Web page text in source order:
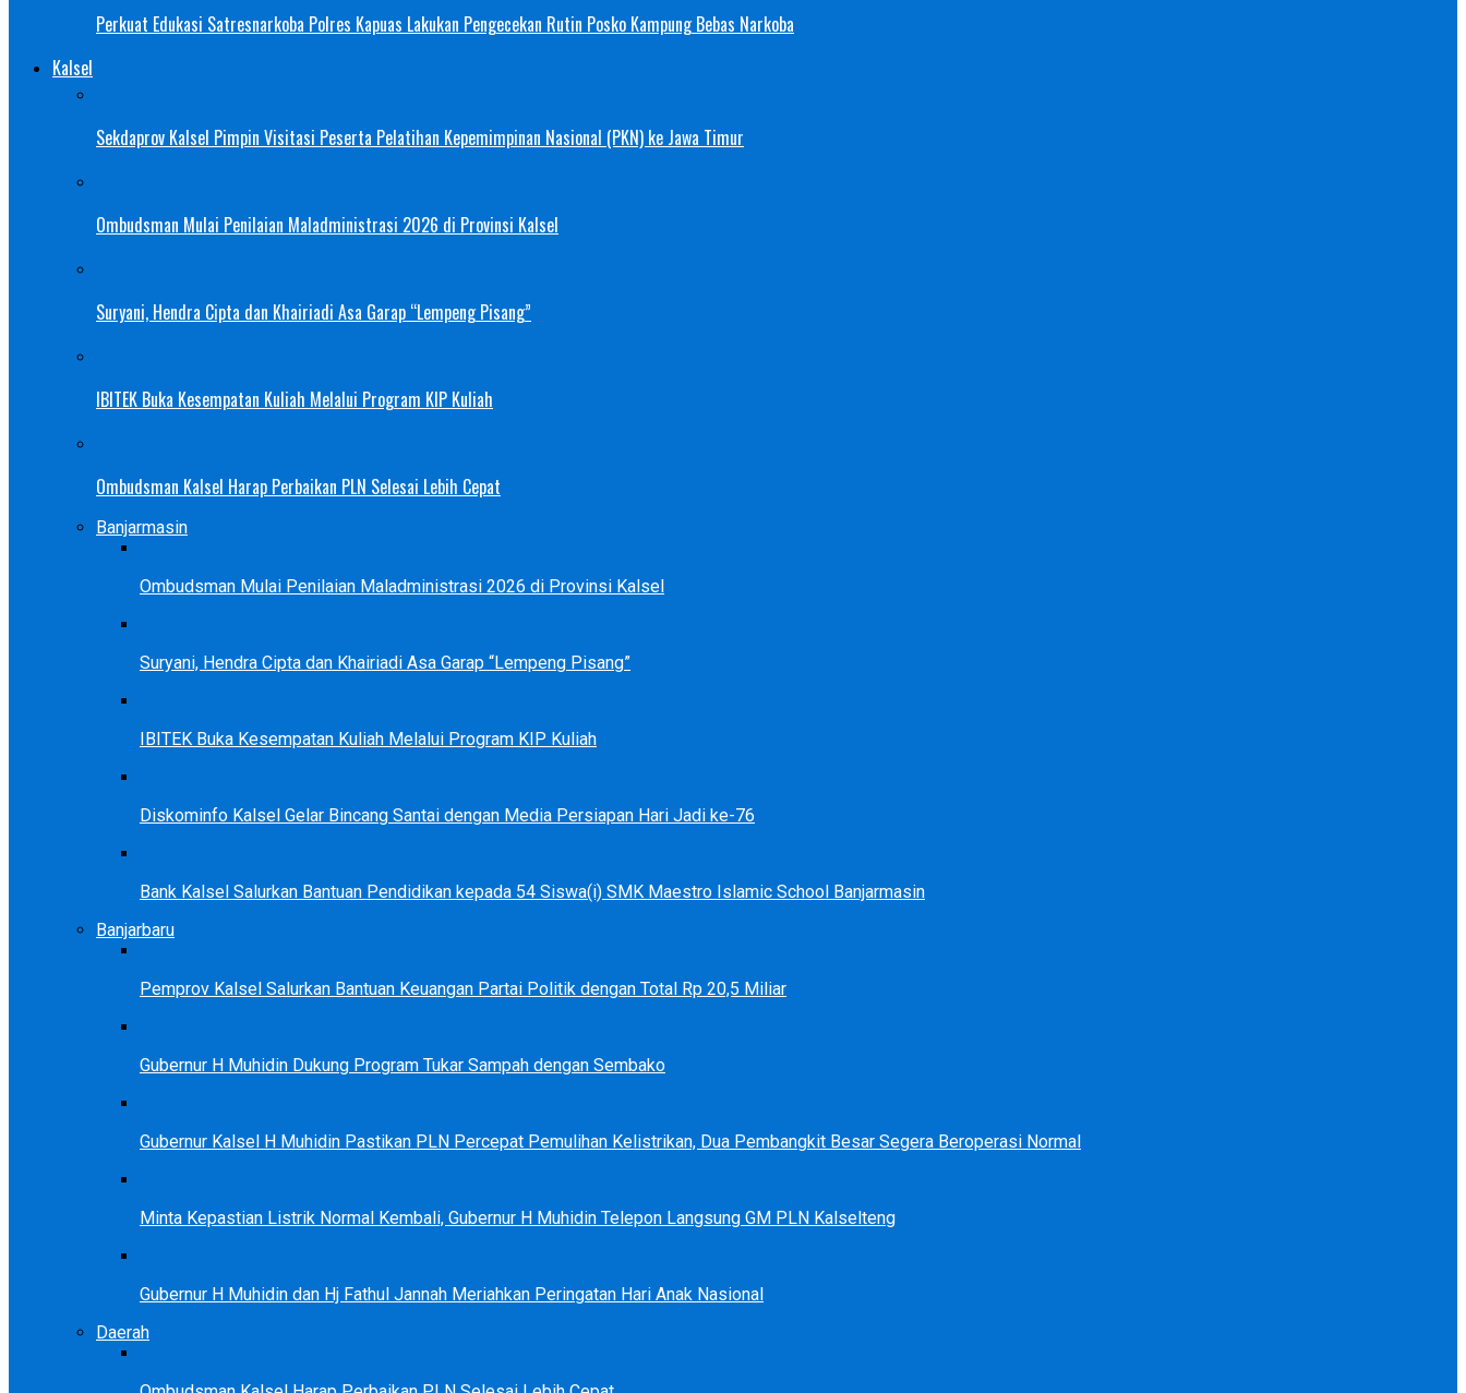
Perkuat Edukasi Satresnarkoba Polres Kapuas Lakukan Pengecekan Rutin Posko Kampung Bebas Narkoba
Kalsel
Sekdaprov Kalsel Pimpin Visitasi Peserta Pelatihan Kepemimpinan Nasional (PKN) ke Jawa Timur
Ombudsman Mulai Penilaian Maladministrasi 2026 di Provinsi Kalsel
Suryani, Hendra Cipta dan Khairiadi Asa Garap “Lempeng Pisang”
IBITEK Buka Kesempatan Kuliah Melalui Program KIP Kuliah
Ombudsman Kalsel Harap Perbaikan PLN Selesai Lebih Cepat
Banjarmasin
Ombudsman Mulai Penilaian Maladministrasi 2026 di Provinsi Kalsel
Suryani, Hendra Cipta dan Khairiadi Asa Garap “Lempeng Pisang”
IBITEK Buka Kesempatan Kuliah Melalui Program KIP Kuliah
Diskominfo Kalsel Gelar Bincang Santai dengan Media Persiapan Hari Jadi ke-76
Bank Kalsel Salurkan Bantuan Pendidikan kepada 54 Siswa(i) SMK Maestro Islamic School Banjarmasin
Banjarbaru
Pemprov Kalsel Salurkan Bantuan Keuangan Partai Politik dengan Total Rp 20,5 Miliar
Gubernur H Muhidin Dukung Program Tukar Sampah dengan Sembako
Gubernur Kalsel H Muhidin Pastikan PLN Percepat Pemulihan Kelistrikan, Dua Pembangkit Besar Segera Beroperasi Normal
Minta Kepastian Listrik Normal Kembali, Gubernur H Muhidin Telepon Langsung GM PLN Kalselteng
Gubernur H Muhidin dan Hj Fathul Jannah Meriahkan Peringatan Hari Anak Nasional
Daerah